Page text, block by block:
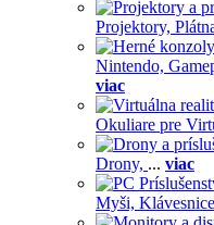
Projektory,
Nintendo,
viac
Okuliare pre
Drony, ... viac
Myši,